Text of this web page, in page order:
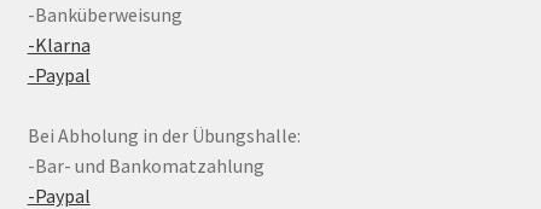
-Banküberweisung
-Klarna
-Paypal
Bei Abholung in der Übungshalle:
-Bar- und Bankomatzahlung
-Paypal